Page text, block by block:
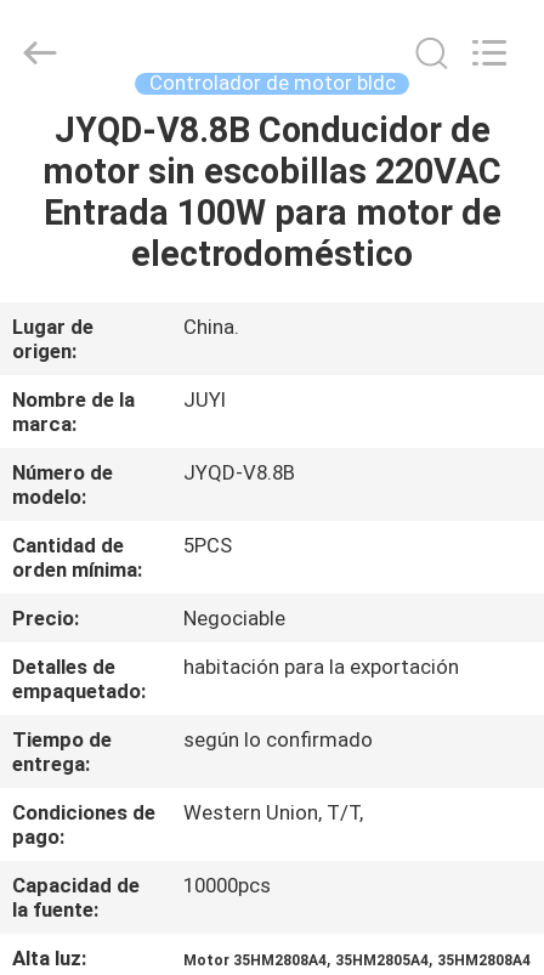
INICIO
PRODUCTOS
SOBRE
NOSOTROS
VISITA
LA
FÁBRICA
CONTROL
DE
CALIDAD
CONTACTO
NOTICIAS
Motor
Controlador de motor bldc
JYQD-V8.8B Conducidor de
motor sin escobillas 220VAC
Entrada 100W para motor de
electrodoméstico
Lugar de
origen:
China.
Nombre de la
marca:
JUYI
Número de
modelo:
JYQD-V8.8B
Cantidad de
orden mínima:
5PCS
Precio:
Negociable
Detalles de
empaquetado:
habitación para la exportación
Tiempo de
entrega:
según lo confirmado
Condiciones de
pago:
Western Union, T/T,
Capacidad de
la fuente:
10000pcs
Alta luz: Motor 35HM2808A4, 35HM2805A4, 35HM2808A4